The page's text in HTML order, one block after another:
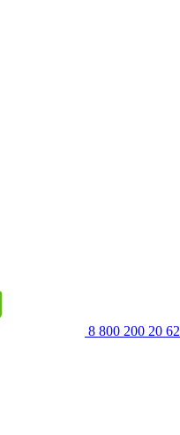
8 800 200 20 62